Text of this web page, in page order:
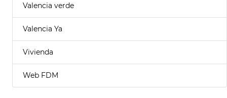
Valencia verde
Valencia Ya
Vivienda
Web FDM